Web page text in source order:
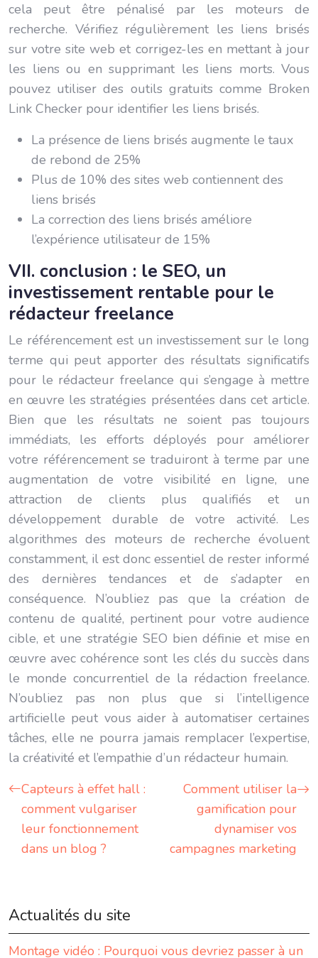
cela peut être pénalisé par les moteurs de
recherche. Vérifiez régulièrement les liens brisés
sur votre site web et corrigez-les en mettant à jour
les liens ou en supprimant les liens morts. Vous
pouvez utiliser des outils gratuits comme Broken
Link Checker pour identifier les liens brisés.
La présence de liens brisés augmente le taux
de rebond de 25%
Plus de 10% des sites web contiennent des
liens brisés
La correction des liens brisés améliore
l’expérience utilisateur de 15%
VII. conclusion : le SEO, un
investissement rentable pour le
rédacteur freelance
Le référencement est un investissement sur le long
terme qui peut apporter des résultats significatifs
pour le rédacteur freelance qui s’engage à mettre
en œuvre les stratégies présentées dans cet article.
Bien que les résultats ne soient pas toujours
immédiats, les efforts déployés pour améliorer
votre référencement se traduiront à terme par une
augmentation de votre visibilité en ligne, une
attraction de clients plus qualifiés et un
développement durable de votre activité. Les
algorithmes des moteurs de recherche évoluent
constamment, il est donc essentiel de rester informé
des dernières tendances et de s’adapter en
conséquence. N’oubliez pas que la création de
contenu de qualité, pertinent pour votre audience
cible, et une stratégie SEO bien définie et mise en
œuvre avec cohérence sont les clés du succès dans
le monde concurrentiel de la rédaction freelance.
N’oubliez pas non plus que si l’intelligence
artificielle peut vous aider à automatiser certaines
tâches, elle ne pourra jamais remplacer l’expertise,
la créativité et l’empathie d’un rédacteur humain.
Capteurs à effet hall :
comment vulgariser
leur fonctionnement
dans un blog ?
Comment utiliser la
gamification pour
dynamiser vos
campagnes marketing
Actualités du site
Montage vidéo : Pourquoi vous devriez passer à un